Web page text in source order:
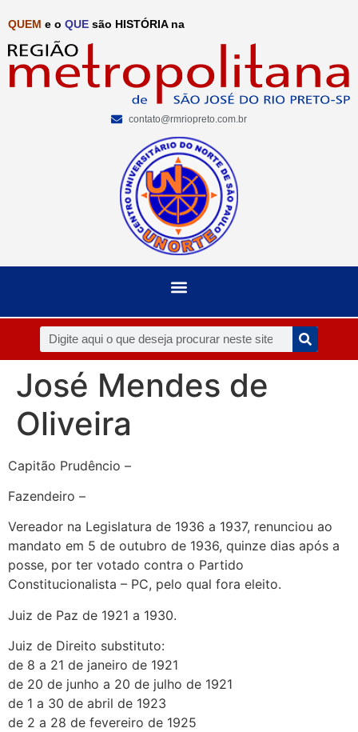
QUEM e o QUE são HISTÓRIA na
contato@rmriopreto.com.br
José Mendes de
Oliveira
Capitão Prudêncio –
Fazendeiro –
Vereador na Legislatura de 1936 a 1937, renunciou ao
mandato em 5 de outubro de 1936, quinze dias após a
posse, por ter votado contra o Partido
Constitucionalista – PC, pelo qual fora eleito.
Juiz de Paz de 1921 a 1930.
Juiz de Direito substituto:
de 8 a 21 de janeiro de 1921
de 20 de junho a 20 de julho de 1921
de 1 a 30 de abril de 1923
de 2 a 28 de fevereiro de 1925